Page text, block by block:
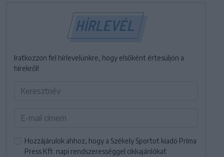
HÍRLEVÉL
Iratkozzon fel hírlevelünkre, hogy elsőként értesüljön a
hírekről!
Hozzájárulok ahhoz, hogy a Székely Sportot kiadó Príma
Press Kft. napi rendszerességgel cikkajánlókat